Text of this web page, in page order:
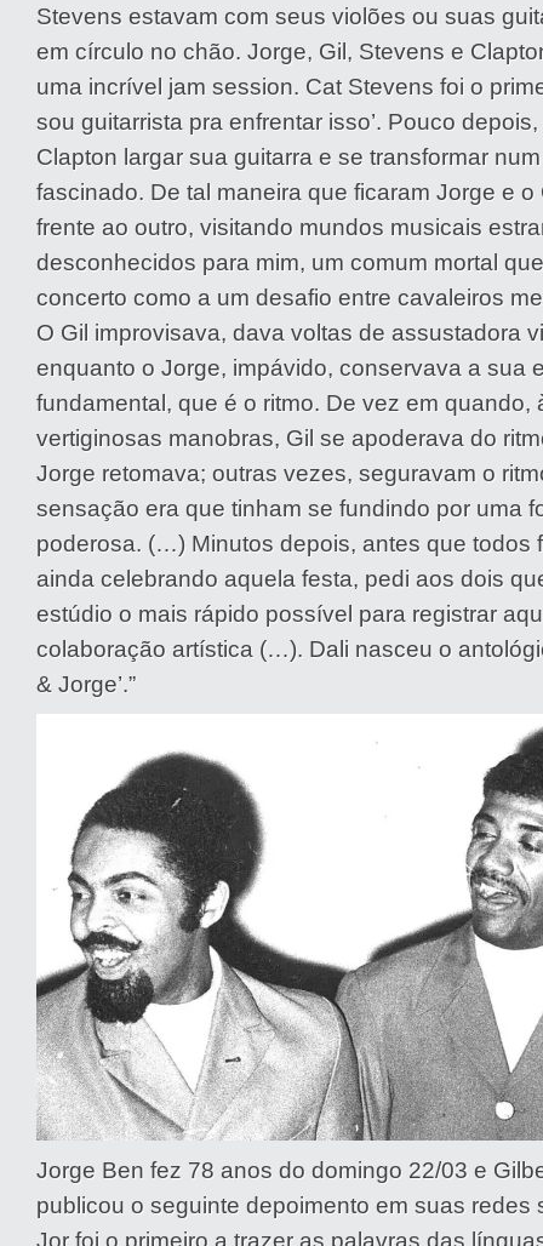
Stevens estavam com seus violões ou suas
em círculo no chão. Jorge, Gil, Stevens e
uma incrível jam session. Cat Stevens foi o
sou guitarrista pra enfrentar isso’. Pouco
Clapton largar sua guitarra e se transformar
fascinado. De tal maneira que ficaram Jorge e o
frente ao outro, visitando mundos musicais
desconhecidos para mim, um comum mortal
concerto como a um desafio entre cavaleiros
O Gil improvisava, dava voltas de assustadora
enquanto o Jorge, impávido, conservava a sua
fundamental, que é o ritmo. De vez em quando,
vertiginosas manobras, Gil se apoderava do
Jorge retomava; outras vezes, seguravam o
sensação era que tinham se fundindo por uma
poderosa. (…) Minutos depois, antes que todos
ainda celebrando aquela festa, pedi aos dois
estúdio o mais rápido possível para registrar
colaboração artística (…). Dali nasceu o
& Jorge’.”
Jorge Ben fez 78 anos do domingo 22/03 e
publicou o seguinte depoimento em suas redes
Jor foi o primeiro a trazer as palavras das